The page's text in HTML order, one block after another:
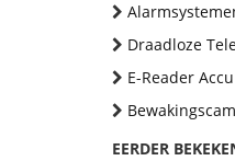
Draadloze
E-Reader Accu
EERDER